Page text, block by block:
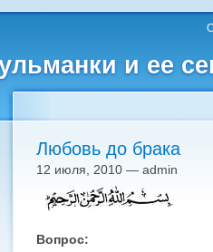
и ее
Любовь до брака
12 июля, 2010 — admin
Вопрос: